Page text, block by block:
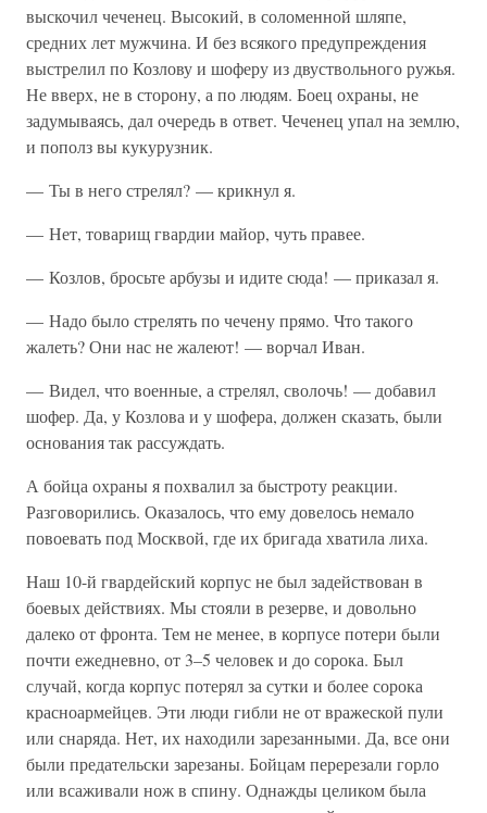
выскочил чеченец. Высокий, в соломенной шляпе,
средних лет мужчина. И без всякого предупреждения
выстрелил по Козлову и шоферу из двуствольного ружья.
Не вверх, не в сторону, а по людям. Боец охраны, не
задумываясь, дал очередь в ответ. Чеченец упал на землю,
и пополз вы кукурузник.
— Ты в него стрелял? — крикнул я.
— Нет, товарищ гвардии майор, чуть правее.
— Козлов, бросьте арбузы и идите сюда! — приказал я.
— Надо было стрелять по чечену прямо. Что такого
жалеть? Они нас не жалеют! — ворчал Иван.
— Видел, что военные, а стрелял, сволочь! — добавил
шофер. Да, у Козлова и у шофера, должен сказать, были
основания так рассуждать.
А бойца охраны я похвалил за быстроту реакции.
Разговорились. Оказалось, что ему довелось немало
повоевать под Москвой, где их бригада хватила лиха.
Наш 10-й гвардейский корпус не был задействован в
боевых действиях. Мы стояли в резерве, и довольно
далеко от фронта. Тем не менее, в корпусе потери были
почти ежедневно, от 3–5 человек и до сорока. Был
случай, когда корпус потерял за сутки и более сорока
красноармейцев. Эти люди гибли не от вражеской пули
или снаряда. Нет, их находили зарезанными. Да, все они
были предательски зарезаны. Бойцам перерезали горло
или всаживали нож в спину. Однажды целиком была